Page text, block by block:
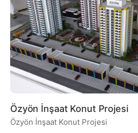
Özyön İnşaat Konut Projesi
Özyön İnşaat Konut Projesi